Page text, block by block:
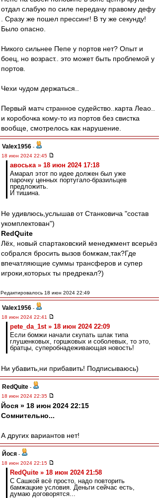
отдал слабую по силе передачу правому дефу
. Сразу же пошел прессинг! В ту же секунду!
Было опасно.
Никого сильнее Пепе у портов нет? Опыт и
боец, но возраст.. это может быть проблемой у
портов.
Чехи чудом держаться..
Первый матч странное судейство..карта Леао..
и коробочка кому-то из портов без свистка
вообще, смотрелось как нарушение.
Valex1956 -
18 июн 2024 22:45
авоська » 18 июн 2024 17:18
Амарал этот по идее должен был уже
парочку ценных португало-бразильцев
предложить.
И тишина.
Не удивлюсь,услышав от Станковича "состав
укомплектован")
RedQuite
Лёх, новый спартаковский менеджмент всерьёз
собрался бросить вызов бомжам,так?Где
впечатляющие суммы трансферов и супер
игроки,которых ты предрекал?)
Редактировалось 18 июн 2024 22:49
Valex1956 -
18 июн 2024 22:41
pete_da_1st » 18 июн 2024 22:09
Если бомжи начали скупать шлак типа
глушенковых, горшковых и соболевых, то это,
братцы, суперобнадеживающая новость!
Ни убавить,ни прибавить! Подписываюсь)
RedQuite -
18 июн 2024 22:35
Йося » 18 июн 2024 22:15
Сомнительно...
А других вариантов нет!
Йося -
18 июн 2024 22:15
RedQuite » 18 июн 2024 21:58
С Сашкой всё просто, надо повторить
бамжацкие условия. Деньги сейчас есть,
думаю договорятся...